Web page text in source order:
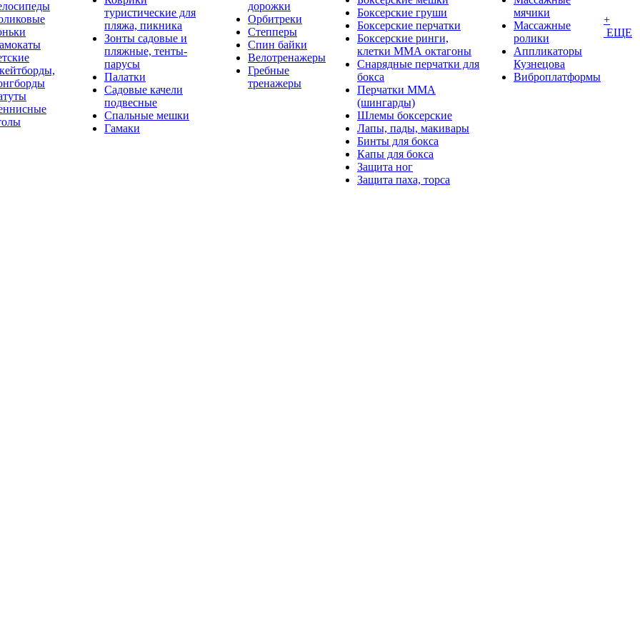
туристические для
пляжа, пикника
Зонты садовые и
пляжные, тенты-
парусы
Палатки
Садовые качели
подвесные
Спальные мешки
Гамаки
дорожки
Орбитреки
Степперы
Спин байки
Велотренажеры
Гребные
тренажеры
Боксерские груши
Боксерские перчатки
Боксерские ринги,
клетки ММА октагоны
Снарядные перчатки для
бокса
Перчатки MMA
(шингарды)
Шлемы боксерские
Лапы, пады, макивары
Бинты для бокса
Капы для бокса
Защита ног
Защита паха, торса
мячики
Массажные
ролики
Аппликаторы
Кузнецова
Виброплатформы
+
ЕЩЕ